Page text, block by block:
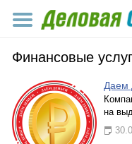
Финансовые
Даем
на